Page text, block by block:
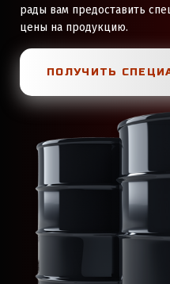
рады вам предоставить
цены на продукцию.
ПОЛУЧИТЬ